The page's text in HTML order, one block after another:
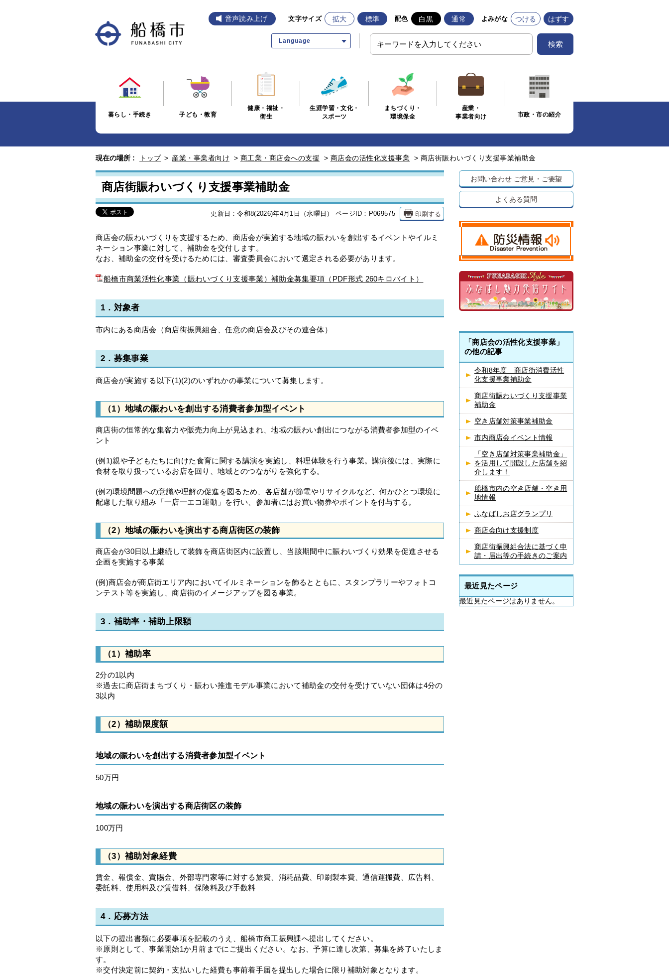
音声読み上げ 文字サイズ 拡大 標準 配色 白黒 通常 よみがな つける はずす
Language 検索
暮らし・手続き 子ども・教育
健康・福祉・
衛生
生涯学習・文化・
スポーツ
まちづくり・
環境保全
産業・
事業者向け
市政・市の紹介
現在の場所 : トップ > 産業・事業者向け > 商工業・商店会への支援 > 商店会の活性化支援事業 > 商店街賑わいづくり支援事業補助金
商店街賑わいづくり支援事業補助金
更新日：令和8(2026)年4月1日（水曜日） ページID：P069575 印刷する
商店会の賑わいづくりを支援するため、商店会が実施する地域の賑わいを創出するイベントやイルミ
ネーション事業に対して、補助金を交付します。
なお、補助金の交付を受けるためには、審査委員会において選定される必要があります。
船橋市商業活性化事業（賑わいづくり支援事業）補助金募集要項（PDF形式 260キロバイト）
1．対象者
市内にある商店会（商店街振興組合、任意の商店会及びその連合体）
2．募集事業
商店会が実施する以下(1)(2)のいずれかの事業について募集します。
（1）地域の賑わいを創出する消費者参加型イベント
商店街の恒常的な集客力や販売力向上が見込まれ、地域の賑わい創出につながる消費者参加型のイベ
ント
(例1)親や子どもたちに向けた食育に関する講演を実施し、料理体験を行う事業。講演後には、実際に
食材を取り扱っているお店を回り、地域とのつながりを強化する。
(例2)環境問題への意識や理解の促進を図るため、各店舗が節電やリサイクルなど、何かひとつ環境に
配慮した取り組み「一店一エコ運動」を行い、参加者にはお買い物券やポイントを付与する。
（2）地域の賑わいを演出する商店街区の装飾
商店会が30日以上継続して装飾を商店街区内に設置し、当該期間中に賑わいづくり効果を促進させる
企画を実施する事業
(例)商店会が商店街エリア内においてイルミネーションを飾るとともに、スタンプラリーやフォトコ
ンテスト等を実施し、商店街のイメージアップを図る事業。
3．補助率・補助上限額
（1）補助率
2分の1以内
※過去に商店街まちづくり・賑わい推進モデル事業において補助金の交付を受けていない団体は4分の
3以内
（2）補助限度額
地域の賑わいを創出する消費者参加型イベント
50万円
地域の賑わいを演出する商店街区の装飾
100万円
（3）補助対象経費
賃金、報償金、賞賜金、外部専門家等に対する旅費、消耗品費、印刷製本費、通信運搬費、広告料、
委託料、使用料及び賃借料、保険料及び手数料
4．応募方法
以下の提出書類に必要事項を記載のうえ、船橋市商工振興課へ提出してください。
※原則として、事業開始1か月前までにご提出ください。なお、予算に達し次第、募集を終了いたしま
す。
※交付決定前に契約・支払いした経費も事前着手届を提出した場合に限り補助対象となります。
お問い合わせ ご意見・ご要望
よくある質問
「商店会の活性化支援事業」
の他の記事
令和8年度 商店街消費活性
化支援事業補助金
商店街賑わいづくり支援事業
補助金
空き店舗対策事業補助金
市内商店会イベント情報
「空き店舗対策事業補助金」
を活用して開設した店舗を紹
介します！
船橋市内の空き店舗・空き用
地情報
ふなばしお店グランプリ
商店会向け支援制度
商店街振興組合法に基づく申
請・届出等の手続きのご案内
最近見たページ
最近見たページはありません。